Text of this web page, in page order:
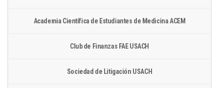
Academia Científica de Estudiantes de Medicina ACEM
Club de Finanzas FAE USACH
Sociedad de Litigación USACH